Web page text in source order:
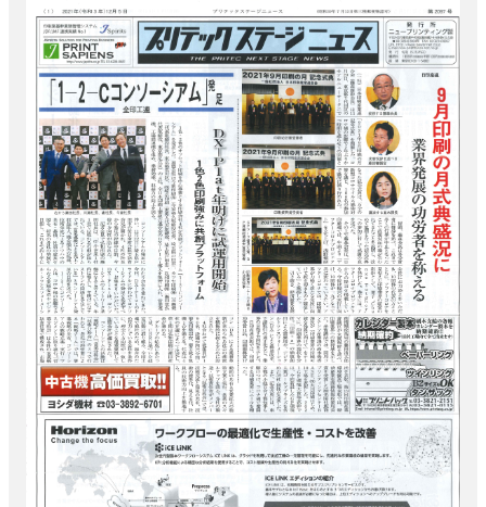
インタビュー
コレクション
カテゴリー一覧
新製品 ＡＩ・デジタル デジタル印刷
印刷通販
SDGs・地域
ポストプレス ビジネス イベント 信用情報
業界
市場・統計
人事・移転・異動・訃報
特集記事カテゴリー一覧
2022 見える化・MIS特集
特集・デジタル印刷 アイデアで勝負！ ～多様なビジネス・多彩な商材～
JAPAN PACK 2023 特集
中古印刷機・製本機特集
2022 検査・校正特集
特集・デジタル印刷 ～ 新成長軌道を描く
案内
発刊案内
JFPI印刷用語集 印刷機材年鑑
会社案内
購読・購入申し込み
サイトポリシー
お問い合わせ